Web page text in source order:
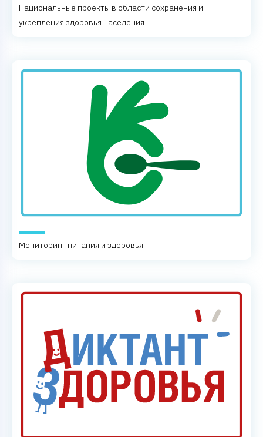
Национальные проекты в области сохранения и
укрепления здоровья населения
Мониторинг питания и здоровья